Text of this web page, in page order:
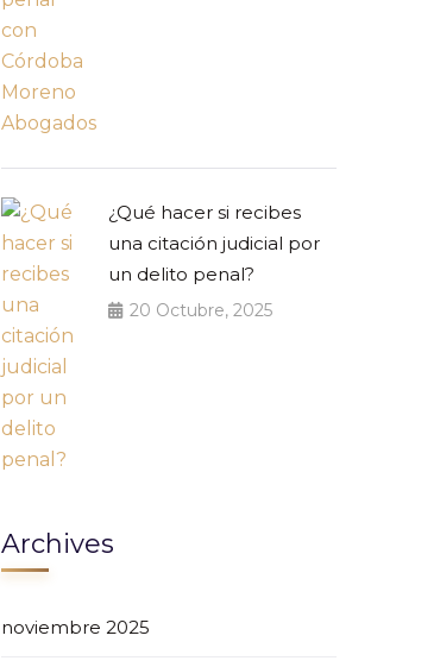
¿Qué hacer si recibes
una citación judicial por
un delito penal?
20 Octubre, 2025
Archives
noviembre 2025